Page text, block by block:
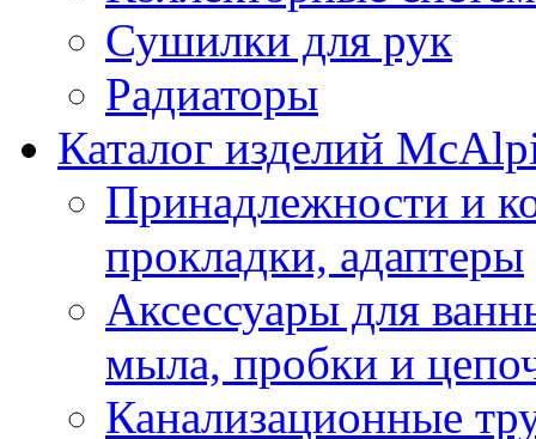
Сушилки для рук
Радиаторы
Каталог изделий
Принадлежности и
прокладки, адаптеры
Аксессуары для
мыла, пробки и
Канализационные